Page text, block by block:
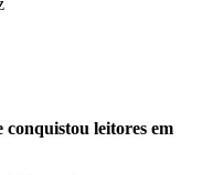
leitores em